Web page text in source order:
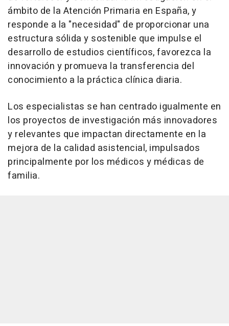
ámbito de la Atención Primaria en España, y
responde a la "necesidad" de proporcionar una
estructura sólida y sostenible que impulse el
desarrollo de estudios científicos, favorezca la
innovación y promueva la transferencia del
conocimiento a la práctica clínica diaria.
Los especialistas se han centrado igualmente en
los proyectos de investigación más innovadores
y relevantes que impactan directamente en la
mejora de la calidad asistencial, impulsados
principalmente por los médicos y médicas de
familia.